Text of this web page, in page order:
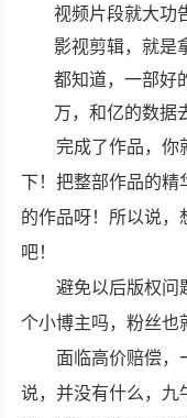
视频片段就大功
影视剪辑，就是
都知道，一部好
万，和亿的数据
完成了作品，你
下！把整部作品的精
的作品呀！所以说，
吧！
避免以后版权问
个小博主吗，粉丝也
面临高价赔偿，
说，并没有什么，九